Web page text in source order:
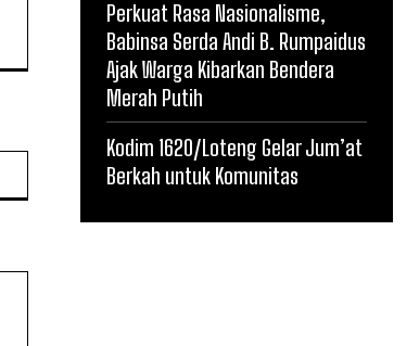
Perkuat Rasa Nasionalisme,
Babinsa Serda Andi B. Rumpaidus
Ajak Warga Kibarkan Bendera
Merah Putih
Kodim 1620/Loteng Gelar Jum’at
Berkah untuk Komunitas